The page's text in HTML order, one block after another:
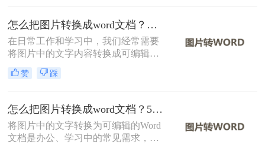
成图片到Word文档的转换。
怎么把图片转换成word文档？分享二种实用方法！
在日常工作和学习中，我们经常需要
将图片中的文字内容转换成可编辑的
Word文档。这一需求在扫描文档、截
图识别、PDF转文字等多种场景下尤
文档呢？本文将介绍两种将图片转换
成Word文档的方法。
赞 踩
怎么把图片转换成word文档？5个主流方法详解！
将图片中的文字转换为可编辑的Word
文档是办公、学习中的常见需求，尤